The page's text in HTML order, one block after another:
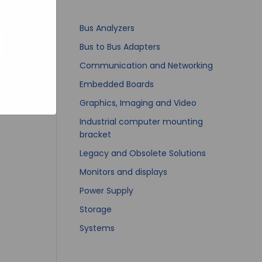
Bus Analyzers
Bus to Bus Adapters
Communication and Networking
Embedded Boards
Graphics, Imaging and Video
Industrial computer mounting
bracket
Legacy and Obsolete Solutions
Monitors and displays
Power Supply
Storage
Systems
van